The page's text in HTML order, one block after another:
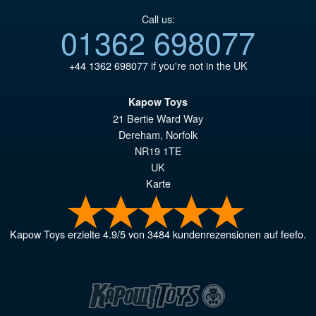
Call us:
01362 698077
+44 1362 698077if you're not in the UK
Kapow Toys
21 Bertie Ward Way
Dereham, Norfolk
NR19 1TE
UK
Karte
Kapow Toyserzielte4.9/5von 3484kundenrezensionen auf feefo.